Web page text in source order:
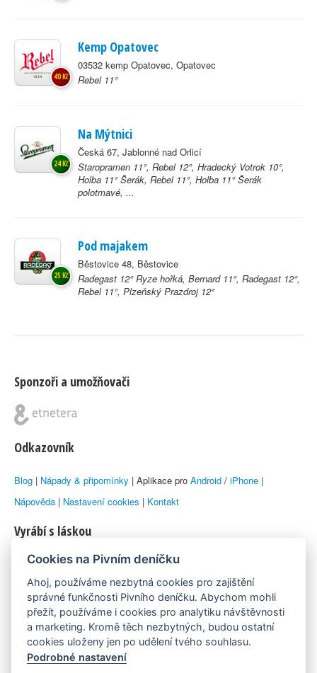
Kemp Opatovec
03532 kemp Opatovec, Opatovec
Rebel 11°
40 Kč
Na Mýtnici
Česká 67, Jablonné nad Orlicí
Staropramen 11°, Rebel 12°, Hradecký Votrok 10°,
Holba 11° Šerák, Rebel 11°, Holba 11° Šerák
polotmavé, ...
24 Kč
Pod majakem
Běstovice 48, Běstovice
Radegast 12° Ryze hořká, Bernard 11°, Radegast 12°,
Rebel 11°, Plzeňský Prazdroj 12°
25 Kč
Sponzoři a umožňovači
Odkazovník
Blog | Nápady & připomínky | Aplikace pro Android / iPhone |
Nápověda | Nastavení cookies | Kontakt
Vyrábí s láskou
© 2010–2026 byLukáš Zemanaka Emka
Máme rádi
Pivní.info
Poznámka pod čarou
Cookies na Pivním deníčku
Ahoj, používáme nezbytná cookies pro zajištění
správné funkčnosti Pivního deníčku. Abychom mohli
přežít, používáme i cookies pro analytiku návštěvnosti
a marketing. Kromě těch nezbytných, budou ostatní
cookies uloženy jen po udělení tvého souhlasu.
Podrobné nastavení